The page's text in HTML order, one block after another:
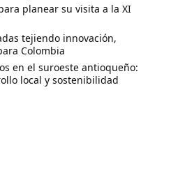
planear su visita a la XI
tejiendo innovación,
Colombia
en el suroeste antioqueño:
local y sostenibilidad